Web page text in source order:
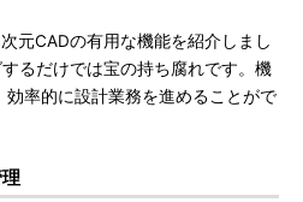
元CADの有用な機能を紹介しまし
るだけでは宝の持ち腐れです。機
率的に設計業務を進めることがで